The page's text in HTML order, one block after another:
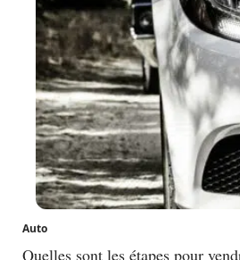
Auto
Quelles sont les étapes pour